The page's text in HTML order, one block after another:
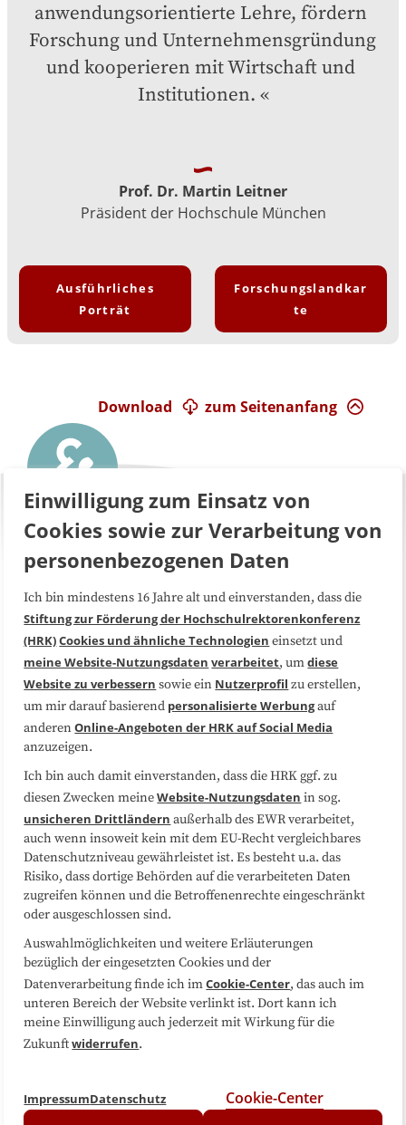
anwendungsorientierte Lehre, fördern
Forschung und Unternehmensgründung
und kooperieren mit Wirtschaft und
Institutionen.
Prof. Dr. Martin Leitner
Präsident der Hochschule München
Ausführliches
Porträt
Forschungslandkar
te
zum Seitenanfang
Download
Über uns FAQ
Medienarbeit Kooperationen
Datenschutzerklärung Impressum
Sitemap
Folgen Sie uns
Einwilligung zum Einsatz von
Cookies sowie zur Verarbeitung von
personenbezogenen Daten
Ich bin mindestens 16 Jahre alt und einverstanden, dass die
Stiftung zur Förderung der Hochschulrektorenkonferenz
(HRK)Cookies und ähnliche Technologien einsetzt und
meine Website-Nutzungsdaten verarbeitet, umdiese
Website zu verbessern sowie ein Nutzerprofil zu erstellen,
um mir darauf basierend personalisierte Werbungauf
anderenOnline-Angeboten der HRK auf Social Media
anzuzeigen.
Ich bin auch damit einverstanden, dass die HRK ggf. zu
diesen Zwecken meineWebsite-Nutzungsdaten in sog.
unsicheren Drittländern außerhalb des EWR verarbeitet,
auch wenn insoweit kein mit dem EU-Recht vergleichbares
Datenschutzniveau gewährleistet ist. Es besteht u.a. das
Risiko, dass dortige Behörden auf die verarbeiteten Daten
zugreifen können und die Betroffenenrechte eingeschränkt
oder ausgeschlossen sind.
Auswahlmöglichkeiten und weitere Erläuterungen
bezüglich der eingesetzten Cookies und der
Datenverarbeitung finde ich imCookie-Center, das auch im
unteren Bereich der Website verlinkt ist. Dort kann ich
meine Einwilligung auch jederzeit mit Wirkung für die
Zukunftwiderrufen.
ImpressumDatenschutz Cookie-Center